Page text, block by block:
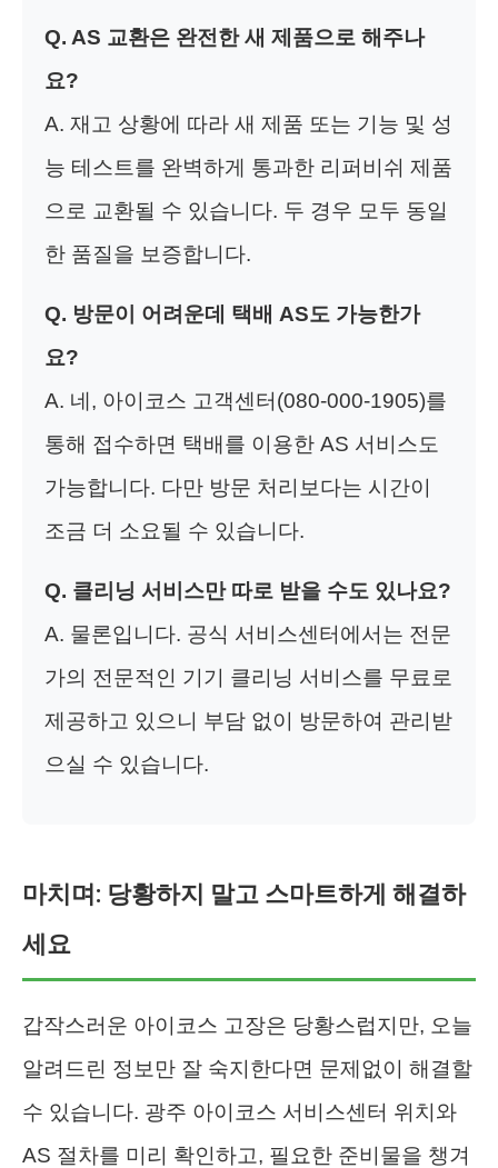
Q. AS 교환은 완전한 새 제품으로 해주나
요?
A. 재고 상황에 따라 새 제품 또는 기능 및 성
능 테스트를 완벽하게 통과한 리퍼비쉬 제품
으로 교환될 수 있습니다. 두 경우 모두 동일
한 품질을 보증합니다.
Q. 방문이 어려운데 택배 AS도 가능한가
요?
A. 네, 아이코스 고객센터(080-000-1905)를
통해 접수하면 택배를 이용한 AS 서비스도
가능합니다. 다만 방문 처리보다는 시간이
조금 더 소요될 수 있습니다.
Q. 클리닝 서비스만 따로 받을 수도 있나요?
A. 물론입니다. 공식 서비스센터에서는 전문
가의 전문적인 기기 클리닝 서비스를 무료로
제공하고 있으니 부담 없이 방문하여 관리받
으실 수 있습니다.
마치며: 당황하지 말고 스마트하게 해결하
세요
갑작스러운 아이코스 고장은 당황스럽지만, 오늘
알려드린 정보만 잘 숙지한다면 문제없이 해결할
수 있습니다. 광주 아이코스 서비스센터 위치와
AS 절차를 미리 확인하고, 필요한 준비물을 챙겨